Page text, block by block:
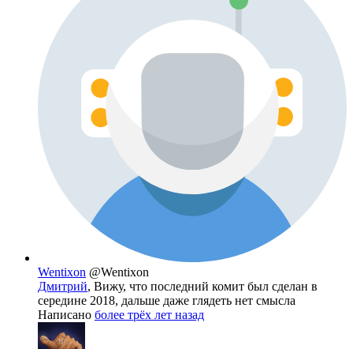
Wentixon @Wentixon
Дмитрий, Вижу, что последний комит был сделан в
середине 2018, дальше даже глядеть нет смысла
Написано более трёх лет назад